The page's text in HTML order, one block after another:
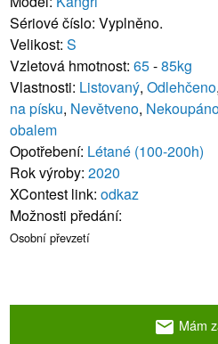
Sériové číslo: Vyplněno.
Velikost:S
Vzletová hmotnost:65-85kg
Vlastnosti: Listovaný,Odlehčeno
na písku, Nevětveno,
obalem
Opotřebení: Létané (100-200h)
Rok výroby:2020
XContest link:odkaz
Možnosti předání:
Osobní převzetí
email Mám